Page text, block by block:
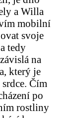
a Willa
mobilní
svoje
tedy
na
který je
Čím
po
rostliny